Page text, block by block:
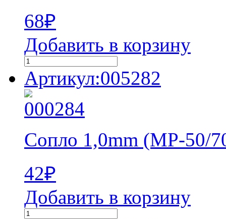
68₽
Добавить в корзину
Артикул:005282
Сопло 1,0mm (MP-50/
42₽
Добавить в корзину